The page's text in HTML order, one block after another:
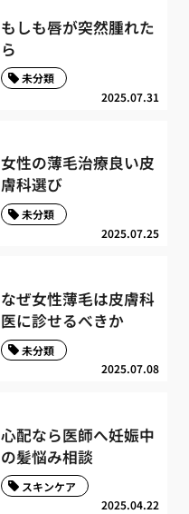
もしも唇が突然腫れた
ら
2025.07.31
未分類
女性の薄毛治療良い皮
膚科選び
2025.07.25
未分類
なぜ女性薄毛は皮膚科
医に診せるべきか
2025.07.08
未分類
心配なら医師へ妊娠中
の髪悩み相談
2025.04.22
スキンケア